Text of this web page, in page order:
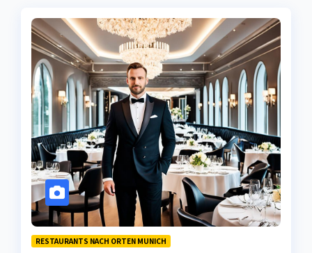
RESTAURANTS NACH ORTEN MUNICH